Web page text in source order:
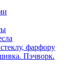
фарфору
Пэчворк.